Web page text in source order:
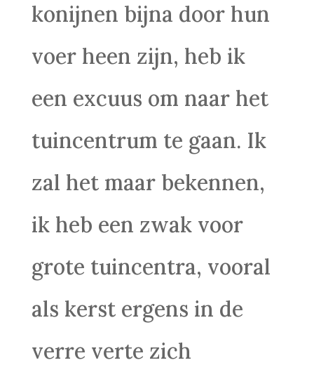
konijnen bijna door hun
voer heen zijn, heb ik
een excuus om naar het
tuincentrum te gaan. Ik
zal het maar bekennen,
ik heb een zwak voor
grote tuincentra, vooral
als kerst ergens in de
verre verte zich